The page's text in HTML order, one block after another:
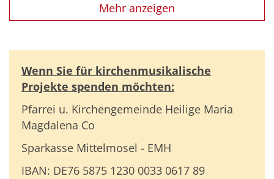
Mehr anzeigen
Wenn Sie für kirchenmusikalische
Projekte spenden möchten:
Pfarrei u. Kirchengemeinde Heilige Maria
Magdalena Co
Sparkasse Mittelmosel - EMH
IBAN: DE76 5875 1230 0033 0617 89